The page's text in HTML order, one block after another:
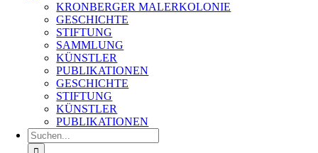
KRONBERGER MALERKOLONIE
GESCHICHTE
STIFTUNG
SAMMLUNG
KÜNSTLER
PUBLIKATIONEN
GESCHICHTE
STIFTUNG
KÜNSTLER
PUBLIKATIONEN
Suche
nach: